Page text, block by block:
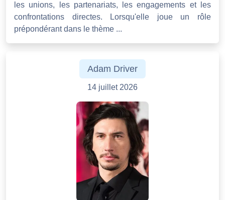
les unions, les partenariats, les engagements et les
confrontations directes. Lorsqu'elle joue un rôle
prépondérant dans le thème ...
Adam Driver
14 juillet 2026